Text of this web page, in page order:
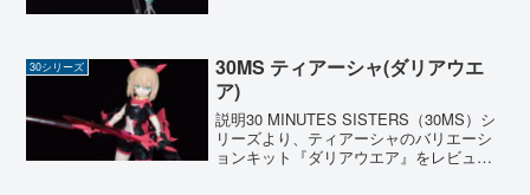
バッチ...
30シリーズ
30MS ティアーシャ(ダリアウエ
ア)
説明30 MINUTES SISTERS（30MS）シ
リーズより、ティアーシャのバリエーシ
ョンキット『ダリアウエア』をレビュー